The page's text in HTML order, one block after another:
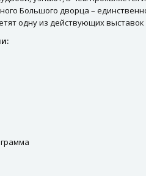
Большого дворца –
одну из действующих